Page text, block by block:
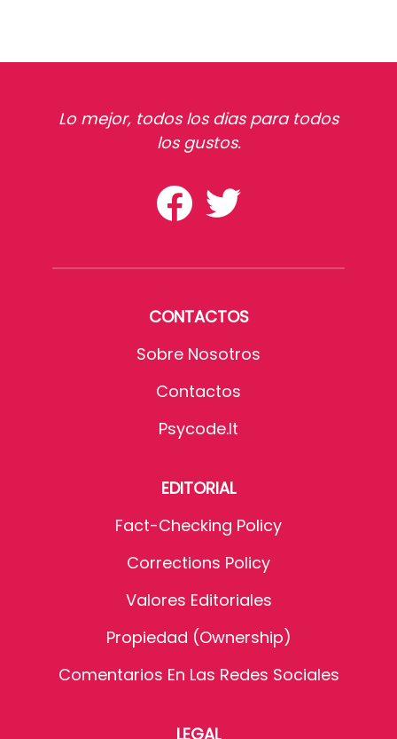
Lo mejor, todos los dias para todos
los gustos.
CONTACTOS
Sobre Nosotros
Contactos
Psycode.it
EDITORIAL
Fact-Checking Policy
Corrections Policy
Valores Editoriales
Propiedad (Ownership)
Comentarios En Las Redes Sociales
LEGAL